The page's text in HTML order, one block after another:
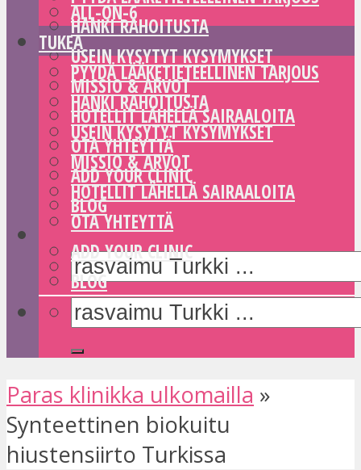
HANKI RAHOITUSTA
USEIN KYSYTYT KYSYMYKSET
MISSIO & ARVOT
HOTELLIT LÄHELLÄ SAIRAALOITA
OTA YHTEYTTÄ
ADD YOUR CLINIC
BLOG
ALL-ON-6
TUKEA
PYYDÄ LÄÄKETIETEELLINEN TARJOUS
HANKI RAHOITUSTA
USEIN KYSYTYT KYSYMYKSET
MISSIO & ARVOT
HOTELLIT LÄHELLÄ SAIRAALOITA
OTA YHTEYTTÄ
ADD YOUR CLINIC
BLOG
Paras klinikka ulkomailla »
Synteettinen biokuitu
hiustensiirto Turkissa